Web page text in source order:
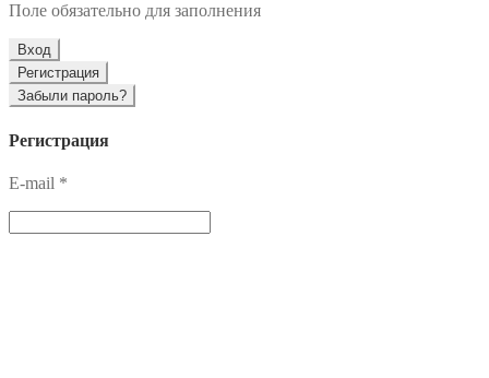
Поле обязательно для заполнения
Вход
Регистрация
Забыли пароль?
Регистрация
E-mail *